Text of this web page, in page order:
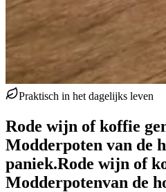
Praktisch in het dagelijks leven
Rode wijn of koffie
Modderpoten van de
paniek.Rode wijn of
Modderpotenvan de